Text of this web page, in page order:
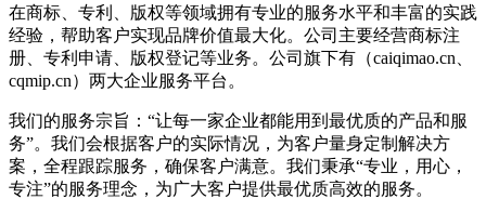
在商标、专利、版权等领域拥有专业的服务水平和丰富的实践
经验，帮助客户实现品牌价值最大化。公司主要经营商标注
册、专利申请、版权登记等业务。公司旗下有（caiqimao.cn、
cqmip.cn）两大企业服务平台。
我们的服务宗旨：“让每一家企业都能用到最优质的产品和服
务”。我们会根据客户的实际情况，为客户量身定制解决方
案，全程跟踪服务，确保客户满意。我们秉承“专业，用心，
专注”的服务理念，为广大客户提供最优质高效的服务。